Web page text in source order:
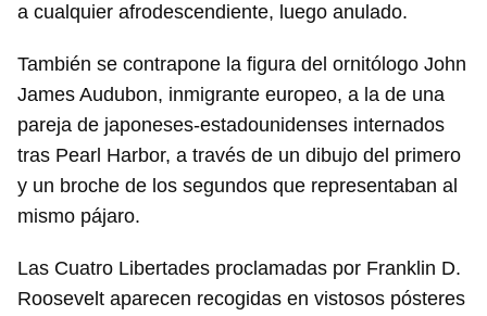
a cualquier afrodescendiente, luego anulado.
También se contrapone la figura del ornitólogo John
James Audubon, inmigrante europeo, a la de una
pareja de japoneses-estadounidenses internados
tras Pearl Harbor, a través de un dibujo del primero
y un broche de los segundos que representaban al
mismo pájaro.
Las Cuatro Libertades proclamadas por Franklin D.
Roosevelt aparecen recogidas en vistosos pósteres